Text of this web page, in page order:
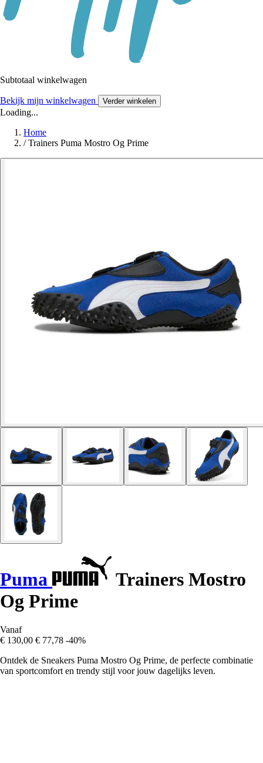
Subtotaal winkelwagen
Bekijk mijn winkelwagen Verder winkelen
Loading...
Home
/ Trainers Puma Mostro Og Prime
Puma
Trainers Mostro
Og Prime
Vanaf
€ 130,00 € 77,78 -40%
Ontdek de Sneakers Puma Mostro Og Prime, de perfecte combinatie
van sportcomfort en trendy stijl voor jouw dagelijks leven.